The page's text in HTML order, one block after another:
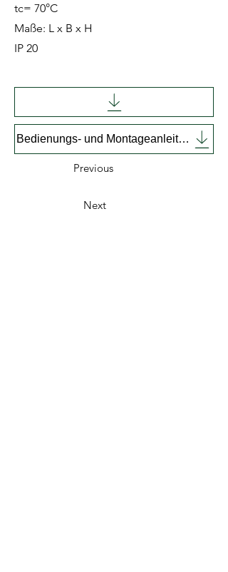
tc= 70°C
Maße: L x B x H
IP 20
Bedienungs- und Montageanleitung
Previous
Next